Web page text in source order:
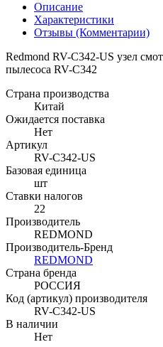
Описание
Характеристики
Отзывы (Комментарии)
Redmond RV-C342-US узел
пылесоса RV-C342
Страна производства
Китай
Ожидается поставка
Нет
Артикул
RV-C342-US
Базовая единица
шт
Ставки налогов
22
Производитель
REDMOND
Производитель-Бренд
REDMOND
Страна бренда
РОССИЯ
Код (артикул) производителя
RV-C342-US
В наличии
Нет